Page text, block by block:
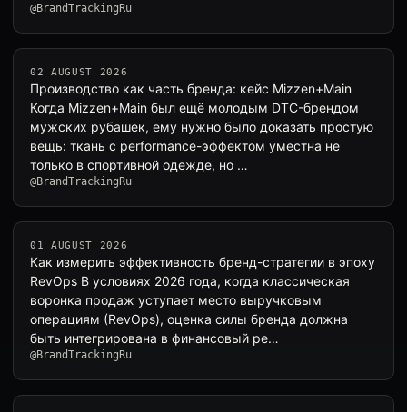
@BrandTrackingRu
02 AUGUST 2026
Производство как часть бренда: кейс Mizzen+Main
Когда Mizzen+Main был ещё молодым DTC-брендом
мужских рубашек, ему нужно было доказать простую
вещь: ткань с performance-эффектом уместна не
только в спортивной одежде, но …
@BrandTrackingRu
01 AUGUST 2026
Как измерить эффективность бренд-стратегии в эпоху
RevOps В условиях 2026 года, когда классическая
воронка продаж уступает место выручковым
операциям (RevOps), оценка силы бренда должна
быть интегрирована в финансовый ре…
@BrandTrackingRu